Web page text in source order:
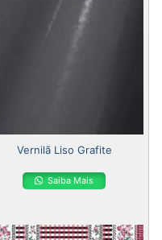
Vernilã Liso Grafite
Saiba Mais